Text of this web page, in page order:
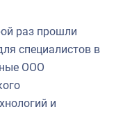
раз прошли
специалистов в
ООО
и